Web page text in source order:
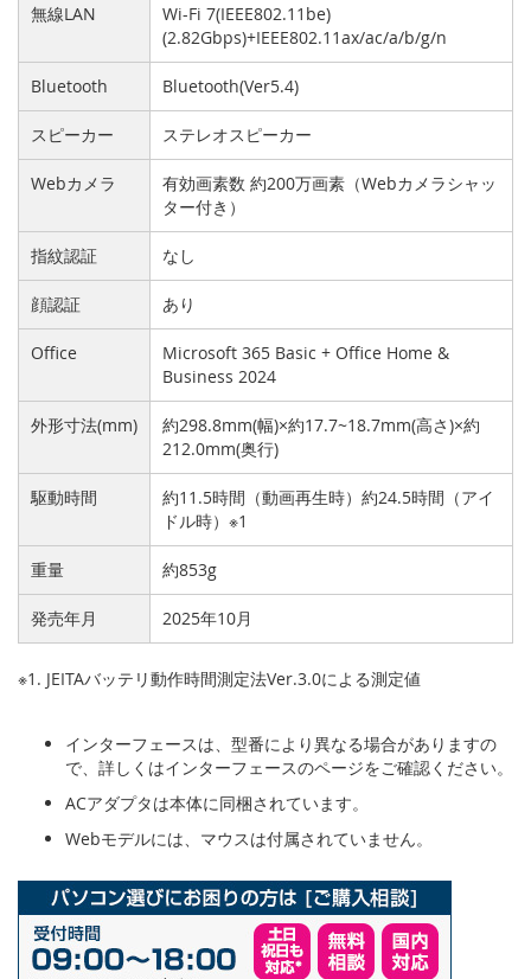
無線LAN
Wi-Fi 7(IEEE802.11be)
(2.82Gbps)+IEEE802.11ax/ac/a/b/g/n
Bluetooth Bluetooth(Ver5.4)
スピーカー ステレオスピーカー
Webカメラ
有効画素数 約200万画素（Webカメラシャッ
ター付き）
指紋認証 なし
顔認証 あり
Office
Microsoft 365 Basic + Office Home &
Business 2024
外形寸法(mm)
約298.8mm(幅)×約17.7~18.7mm(高さ)×約
212.0mm(奥行)
駆動時間
約11.5時間（動画再生時）約24.5時間（アイ
ドル時）※1
重量 約853g
発売年月 2025年10月
※1. JEITAバッテリ動作時間測定法Ver.3.0による測定値
インターフェースは、型番により異なる場合がありますの
で、詳しくはインターフェースのページをご確認ください。
ACアダプタは本体に同梱されています。
Webモデルには、マウスは付属されていません。